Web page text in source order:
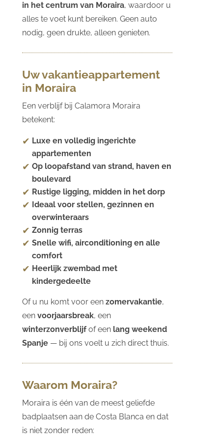
in het centrum van Moraira, waardoor u
alles te voet kunt bereiken. Geen auto
nodig, geen drukte, alleen genieten.
Uw vakantieappartement
in Moraira
Een verblijf bij Calamora Moraira
betekent:
Luxe en volledig ingerichte
appartementen
Op loopafstand van strand, haven en
boulevard
Rustige ligging, midden in het dorp
Ideaal voor stellen, gezinnen en
overwinteraars
Zonnig terras
Snelle wifi, airconditioning en alle
comfort
Heerlijk zwembad met
kindergedeelte
Of u nu komt voor een zomervakantie,
een voorjaarsbreak, een
winterzonverblijfof een lang weekend
Spanje— bij ons voelt u zich direct thuis.
Waarom Moraira?
Moraira is één van de meest geliefde
badplaatsen aan de Costa Blanca en dat
is niet zonder reden: